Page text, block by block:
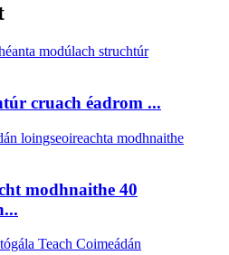
cruach éadrom ...
modhnaithe 40